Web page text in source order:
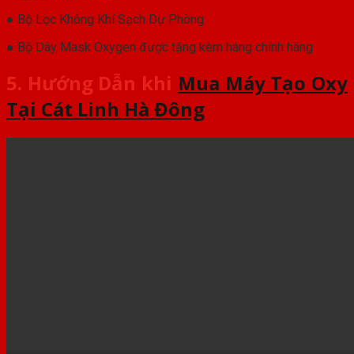
● Bộ Lọc Không Khí Sạch Dự Phòng
● Bộ Dây Mask Oxygen được tặng kèm hàng chính hãng
5. Hướng Dẫn khi Mua Máy Tạo Oxy
Tại Cát Linh Hà Đông